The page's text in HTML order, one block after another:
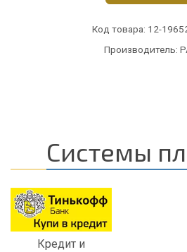
Код товара: 12-
Производитель:
Системы
Кредит и